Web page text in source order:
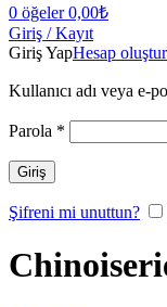
0 öğeler 0,00₺
Giriş / Kayıt
Giriş YapHesap oluştur
Kullanıcı adı veya e-
Parola *
Giriş
Şifreni mi unuttun?